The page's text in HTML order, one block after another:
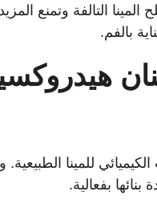
التالفة وتمنع
بالفم.
للمينا
بفعالية.